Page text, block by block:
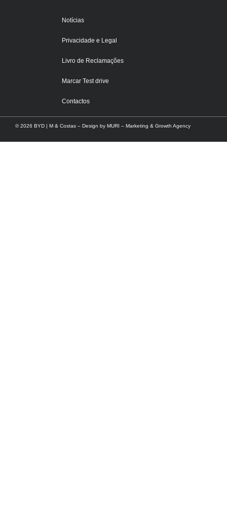
Notícias
Privacidade e Legal
Livro de Reclamações
Marcar Test drive
Contactos
© 2026 BYD | M & Costas – Design by MURI – Marketing & Growth Agency